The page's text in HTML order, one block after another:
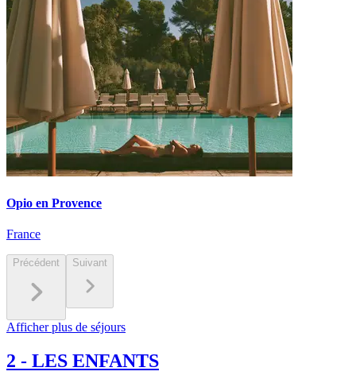
Opio en Provence
France
Précédent Suivant
Afficher plus de séjours
2 - LES ENFANTS